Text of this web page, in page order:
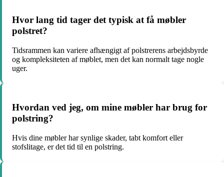
Hvor lang tid tager det typisk at få møbler
polstret?
Tidsrammen kan variere afhængigt af polstrerens arbejdsbyrde
og kompleksiteten af møblet, men det kan normalt tage nogle
uger.
Hvordan ved jeg, om mine møbler har brug for
polstring?
Hvis dine møbler har synlige skader, tabt komfort eller
stofslitage, er det tid til en polstring.